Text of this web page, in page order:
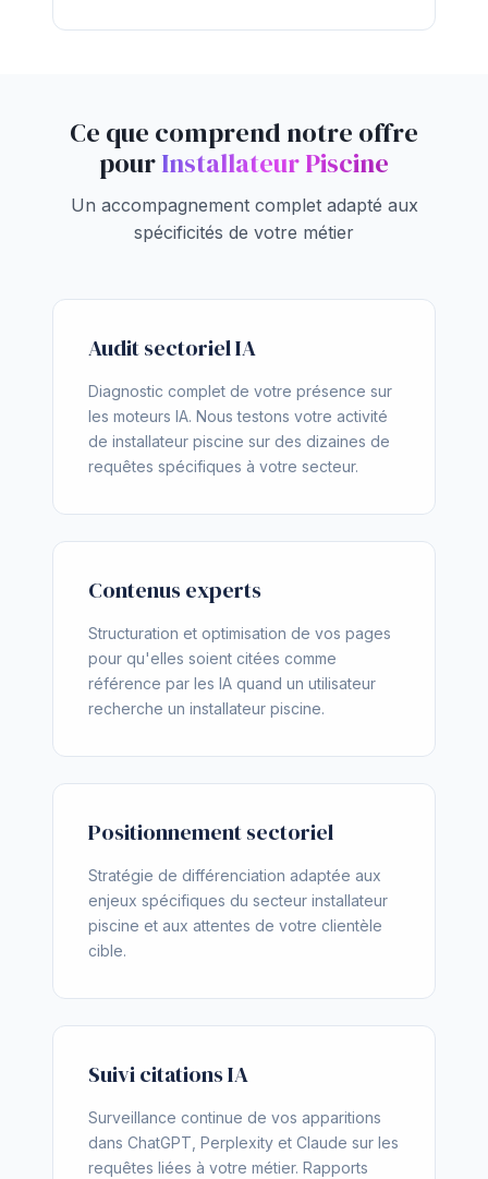
Ce que comprend notre offre
pourInstallateur Piscine
Un accompagnement complet adapté aux
spécificités de votre métier
Audit sectoriel IA
Diagnostic complet de votre présence sur
les moteurs IA. Nous testons votre activité
de installateur piscine sur des dizaines de
requêtes spécifiques à votre secteur.
Contenus experts
Structuration et optimisation de vos pages
pour qu'elles soient citées comme
référence par les IA quand un utilisateur
recherche un installateur piscine.
Positionnement sectoriel
Stratégie de différenciation adaptée aux
enjeux spécifiques du secteur installateur
piscine et aux attentes de votre clientèle
cible.
Suivi citations IA
Surveillance continue de vos apparitions
dans ChatGPT, Perplexity et Claude sur les
requêtes liées à votre métier. Rapports